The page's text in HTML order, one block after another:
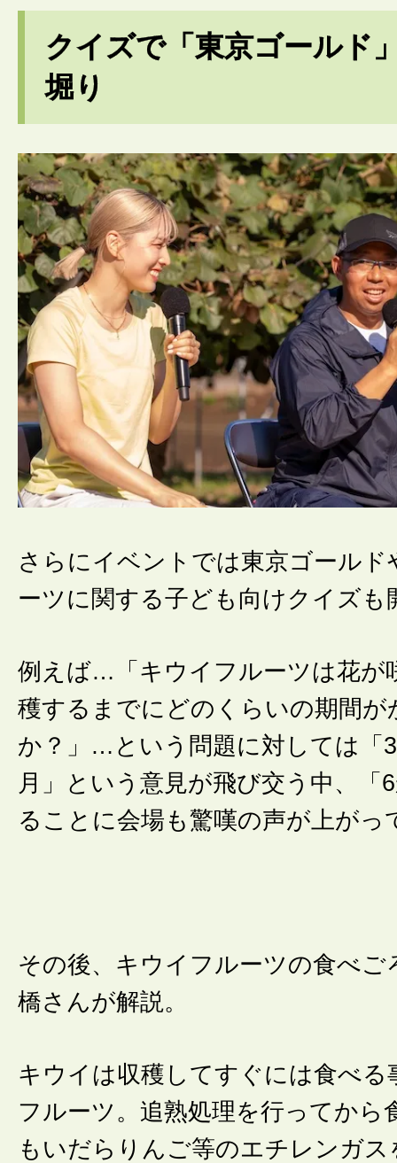
クイズで「東京ゴールド
堀り
さらにイベントでは東京ゴールド
ーツに関する子ども向けクイズも
例えば…「キウイフルーツは花が
穫するまでにどのくらいの期間が
か？」…という問題に対しては「
月」という意見が飛び交う中、「
ることに会場も驚嘆の声が上がっ
その後、キウイフルーツの食べご
橋さんが解説。
キウイは収穫してすぐには食べる
フルーツ。追熟処理を行ってから
もいだらりんご等のエチレンガ